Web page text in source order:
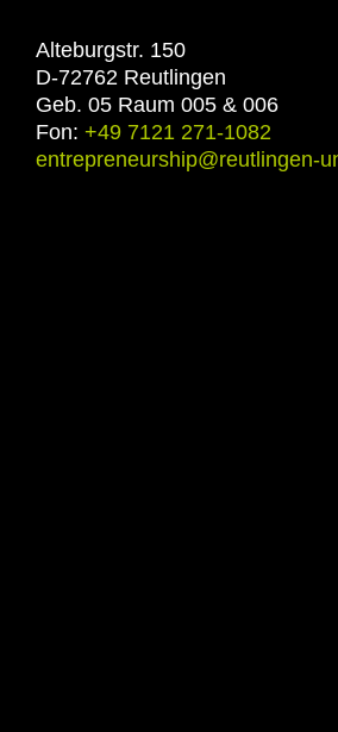
Alteburgstr. 150
D-72762 Reutlingen
Geb. 05 Raum 005 & 006
Fon: +49 7121 271-1082
entrepreneurship@reutlingen-